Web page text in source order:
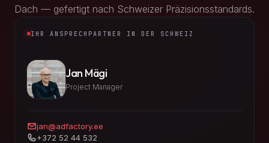
Dach — gefertigt nach Schweizer Präzisionsstandards.
IHR ANSPRECHPARTNER IN DER SCHWEIZ
Jan Mägi
Project Manager
jan@adfactory.ee
+372 52 44 532